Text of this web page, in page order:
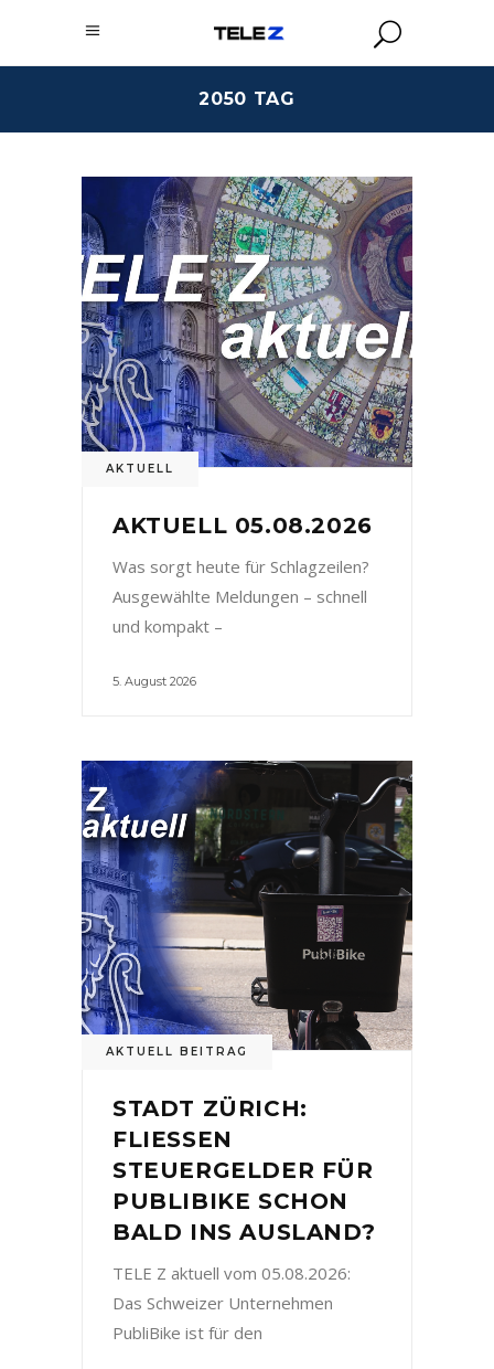
2050 TAG
AKTUELL
AKTUELL 05.08.2026
Was sorgt heute für Schlagzeilen?
Ausgewählte Meldungen – schnell
und kompakt –
5. August 2026
AKTUELL BEITRAG
STADT ZÜRICH:
FLIESSEN
STEUERGELDER FÜR
PUBLIBIKE SCHON
BALD INS AUSLAND?
TELE Z aktuell vom 05.08.2026:
Das Schweizer Unternehmen
PubliBike ist für den